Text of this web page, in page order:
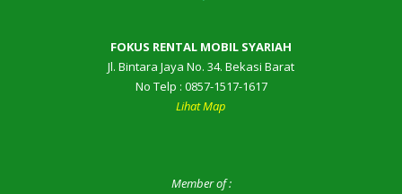
FOKUS RENTAL MOBIL SYARIAH
Jl. Bintara Jaya No. 34. Bekasi Barat
No Telp : 0857-1517-1617
Lihat Map
Member of :